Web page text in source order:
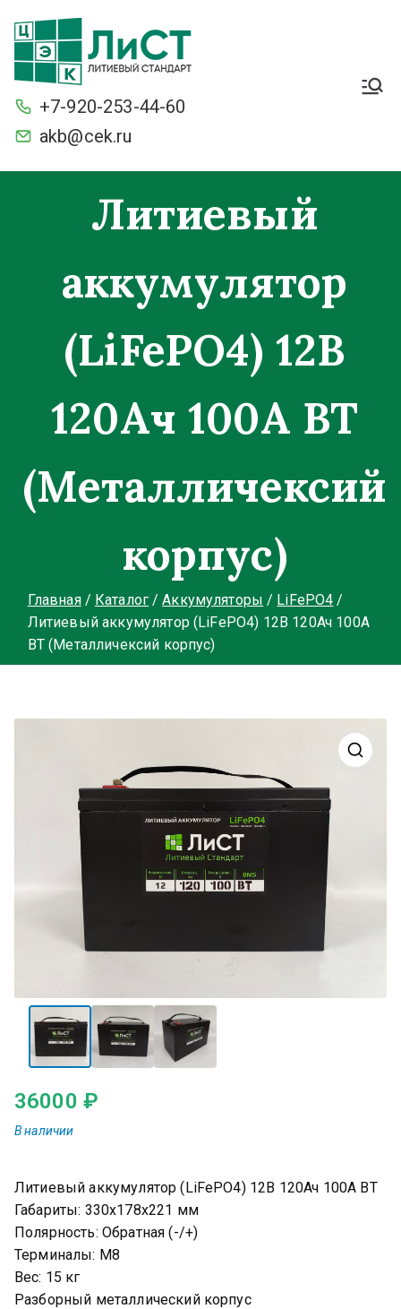
стартерные токи и ёмкость.
+7-920-253-44-60
akb@cek.ru
Литиевый
аккумулятор
(LiFePO4) 12В
120Ач 100А BT
(Металличексий
корпус)
Главная Каталог Аккумуляторы
LiFePO4
Литиевый аккумулятор (LiFePO4) 12В 120Ач 100А
BT (Металличексий корпус)
36000 ₽
Литиевый аккумулятор (LiFePO4) 12В 120Ач 100А BT
Габариты: 330х178х221 мм
Поляpноcть: Обpaтная (-/+)
Терминалы: М8
Вес: 15 кг
Разборный металлический корпус